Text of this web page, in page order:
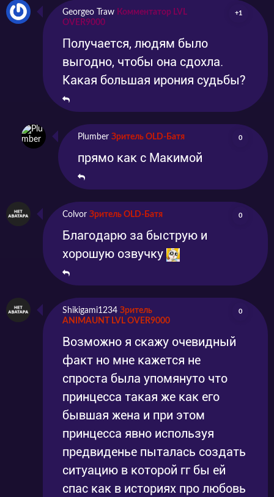
Georgeo Traw Комментатор LVL
OVER9000
+1
Получается, людям было
выгодно, чтобы она сдохла.
Какая большая ирония судьбы?
Plumber Зритель OLD-Батя 0
прямо как с Макимой
Colvor Зритель OLD-Батя 0
Благодарю за быструю и
хорошую озвучку
Shikigami1234 Зритель
ANIMAUNT LVL OVER9000
0
Возможно я скажу очевидный
факт но мне кажется не
спроста была упомянуто что
принцесса такая же как его
бывшая жена и при этом
принцесса явно используя
предвиденье пыталась создать
ситуацию в которой гг бы ей
спас как в историях про любовь